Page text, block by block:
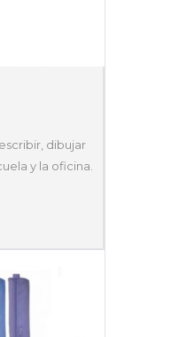
dibujar
y la oficina.